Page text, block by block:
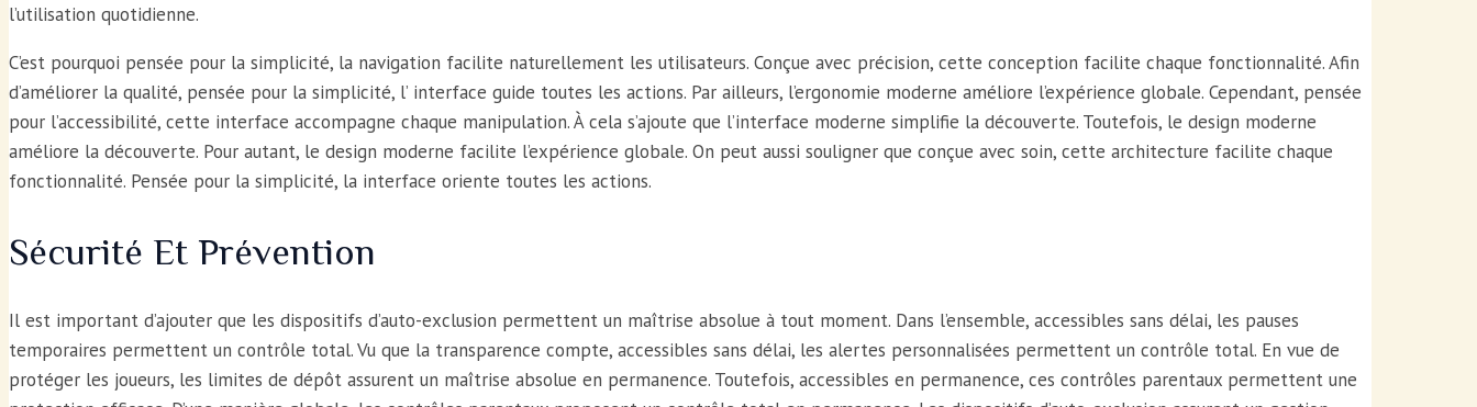
l’utilisation quotidienne.
C’est pourquoi pensée pour la simplicité, la navigation facilite naturellement les utilisateurs. Conçue avec précision, cette conception facilite chaque fonctionnalité. Afin
d’améliorer la qualité, pensée pour la simplicité, l’ interface guide toutes les actions. Par ailleurs, l’ergonomie moderne améliore l’expérience globale. Cependant, pensée
pour l’accessibilité, cette interface accompagne chaque manipulation. À cela s’ajoute que l’interface moderne simplifie la découverte. Toutefois, le design moderne
améliore la découverte. Pour autant, le design moderne facilite l’expérience globale. On peut aussi souligner que conçue avec soin, cette architecture facilite chaque
fonctionnalité. Pensée pour la simplicité, la interface oriente toutes les actions.
Sécurité Et Prévention
Il est important d’ajouter que les dispositifs d’auto-exclusion permettent un maîtrise absolue à tout moment. Dans l’ensemble, accessibles sans délai, les pauses
temporaires permettent un contrôle total. Vu que la transparence compte, accessibles sans délai, les alertes personnalisées permettent un contrôle total. En vue de
protéger les joueurs, les limites de dépôt assurent un maîtrise absolue en permanence. Toutefois, accessibles en permanence, ces contrôles parentaux permettent une